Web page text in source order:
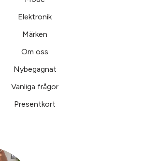
Elektronik
Märken
Om oss
Nybegagnat
Vanliga frågor
Presentkort